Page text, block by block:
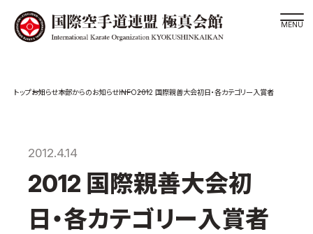
大山倍達総裁 紹介
松井章奎館長 紹介
極真の歴史
お知らせ本部からのお知らせINFO2012 国際親善大会初日・各カテゴリー入賞者
2012.4.14
2012 国際親善大会初
日・各カテゴリー入賞者